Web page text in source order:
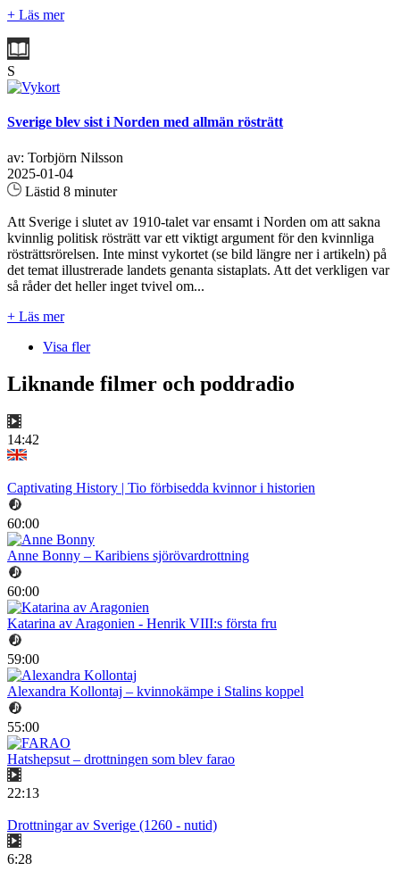
+ Läs mer
S
Sverige blev sist i Norden med allmän rösträtt
av: Torbjörn Nilsson
2025-01-04
Lästid 8 minuter
Att Sverige i slutet av 1910-talet var ensamt i Norden om att sakna
kvinnlig politisk rösträtt var ett viktigt argument för den kvinnliga
rösträttsrörelsen. Inte minst vykortet (se bild längre ner i artikeln) på
det temat illustrerade landets genanta sistaplats. Att det verkligen var
så råder det heller inget tvivel om...
+ Läs mer
Visa fler
Liknande filmer och poddradio
14:42
Captivating History | Tio förbisedda kvinnor i historien
60:00
Anne Bonny – Karibiens sjörövardrottning
60:00
Katarina av Aragonien - Henrik VIII:s första fru
59:00
Alexandra Kollontaj – kvinnokämpe i Stalins koppel
55:00
Hatshepsut – drottningen som blev farao
22:13
Drottningar av Sverige (1260 - nutid)
6:28